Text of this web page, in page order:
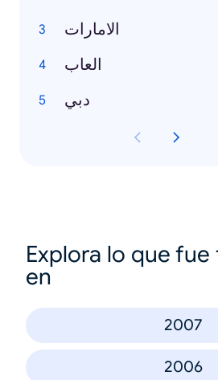
الامارات
العاب
دبي
Explora lo que
en
2007
2006